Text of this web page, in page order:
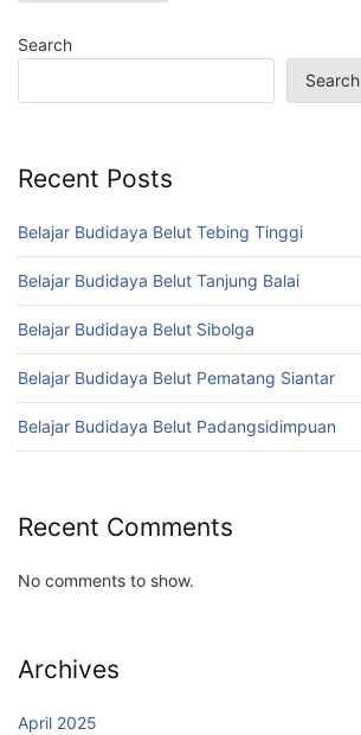
Search
Search
Recent Posts
Belajar Budidaya Belut Tebing Tinggi
Belajar Budidaya Belut Tanjung Balai
Belajar Budidaya Belut Sibolga
Belajar Budidaya Belut Pematang Siantar
Belajar Budidaya Belut Padangsidimpuan
Recent Comments
No comments to show.
Archives
April 2025